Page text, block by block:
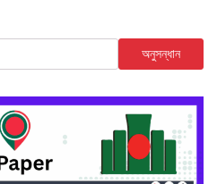
অনুসন্ধান